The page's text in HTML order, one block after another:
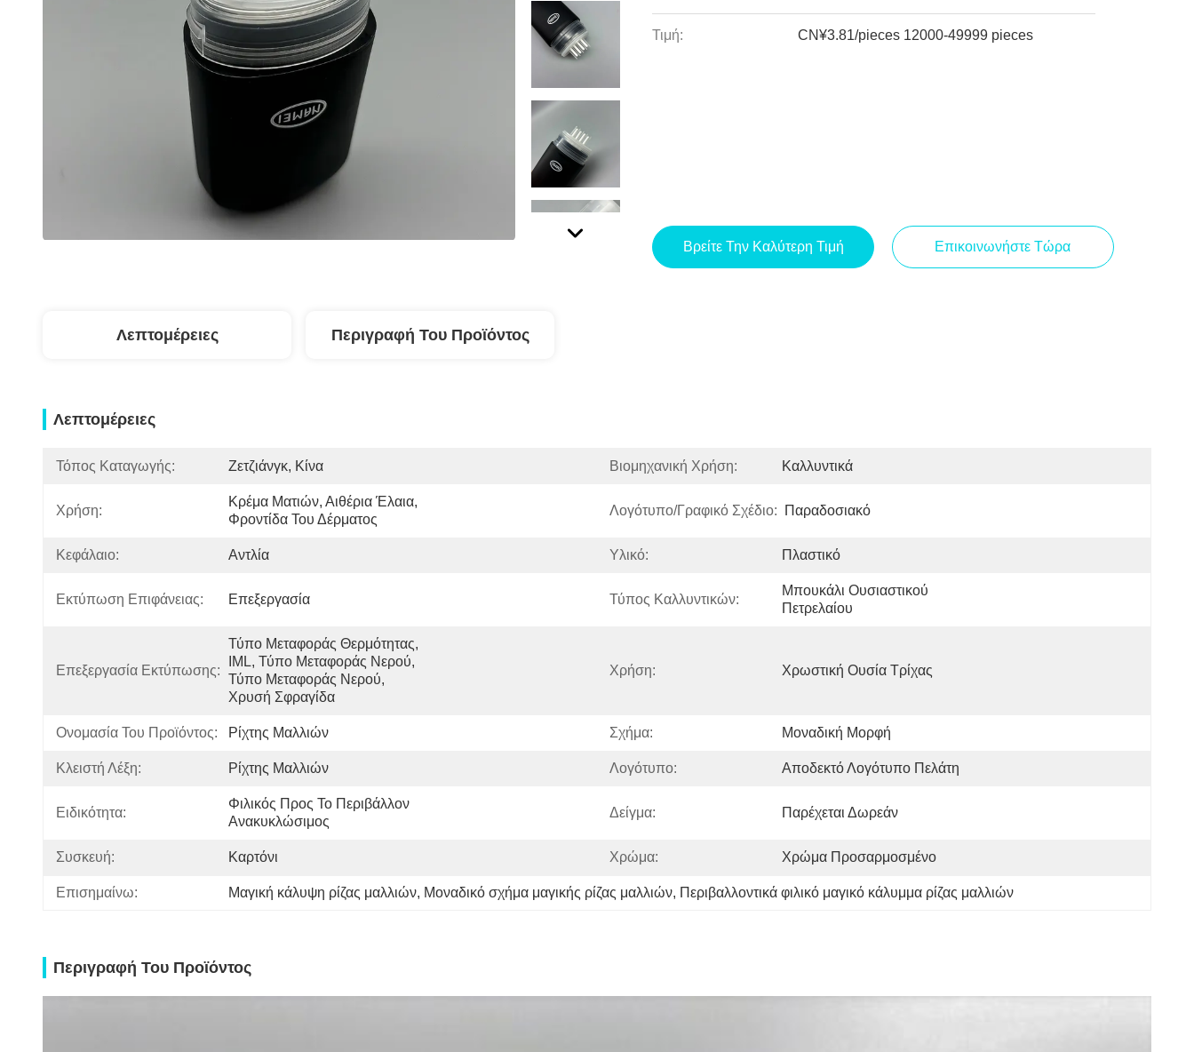
Τιμή: CN¥3.81/pieces 12000-49999 pieces
Βρείτε Την Καλύτερη Τιμή Επικοινωνήστε Τώρα
Λεπτομέρειες Περιγραφή Του Προϊόντος
Λεπτομέρειες
Τόπος Καταγωγής: Ζετζιάνγκ, Κίνα Βιομηχανική Χρήση: Καλλυντικά
Χρήση:
Κρέμα Ματιών, Αιθέρια Έλαια,
Φροντίδα Του Δέρματος
Λογότυπο/γραφικό Σχέδιο: Παραδοσιακό
Κεφάλαιο: Αντλία Υλικό: Πλαστικό
Εκτύπωση Επιφάνειας: Επεξεργασία Τύπος Καλλυντικών:
Μπουκάλι Ουσιαστικού
Πετρελαίου
Επεξεργασία Εκτύπωσης:
Τύπο Μεταφοράς Θερμότητας,
IML, Τύπο Μεταφοράς Νερού,
Τύπο Μεταφοράς Νερού,
Χρυσή Σφραγίδα
Χρήση: Χρωστική Ουσία Τρίχας
Ονομασία Του Προϊόντος: Ρίχτης Μαλλιών Σχήμα: Μοναδική Μορφή
Κλειστή Λέξη: Ρίχτης Μαλλιών Λογότυπο: Αποδεκτό Λογότυπο Πελάτη
Ειδικότητα:
Φιλικός Προς Το Περιβάλλον
Ανακυκλώσιμος
Δείγμα: Παρέχεται Δωρεάν
Συσκευή: Καρτόνι Χρώμα: Χρώμα Προσαρμοσμένο
Επισημαίνω: Μαγική κάλυψη ρίζας μαλλιών, Μοναδικό σχήμα μαγικής ρίζας μαλλιών, Περιβαλλοντικά φιλικό μαγικό κάλυμμα ρίζας μαλλιών
Περιγραφή Του Προϊόντος